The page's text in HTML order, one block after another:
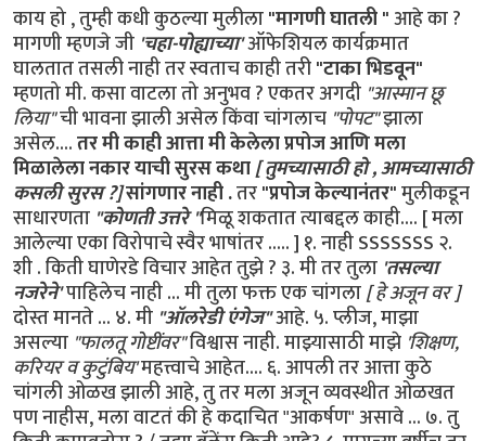
काय हो , तुम्ही कधी कुठल्या मुलीला"मागणी घातली "आहे का ?
मागणी म्हणजे जी 'चहा-पोह्याच्या'ऑफेशियल कार्यक्रमात
घालतात तसली नाही तर स्वताच काही तरी"टाका भिडवून"
म्हणतो मी. कसा वाटला तो अनुभव ? एकतर अगदी "आस्मान छू
लिया"ची भावना झाली असेल किंवा चांगलाच "पोपट"झाला
असेल....तर मी काही आत्ता मी केलेला प्रपोज आणि मला
मिळालेला नकार याची सुरस कथा[ तुमच्यासाठी हो , आमच्यासाठी
कसली सुरस ?]सांगणार नाही .तर"प्रपोज केल्यानंतर"मुलीकडून
साधारणता "कोणती उत्तरे "मिळू शकतात त्याबद्दल काही.... [ मला
आलेल्या एका विरोपाचे स्वैर भाषांतर ..... ] १. नाही SSSSSSS २.
शी . किती घाणेरडे विचार आहेत तुझे ? ३. मी तर तुला 'तसल्या
नजरेने'पाहिलेच नाही ... मी तुला फक्त एक चांगला[ हे अजून वर ]
दोस्त मानते ... ४. मी "ऑलरेडी एंगेज"आहे. ५. प्लीज, माझा
असल्या "फालतू गोष्टींवर"विश्वास नाही. माझ्यासाठी माझे 'शिक्षण,
करियर व कुटुंबिय'महत्त्वाचे आहेत.... ६. आपली तर आत्ता कुठे
चांगली ओळख झाली आहे, तु तर मला अजून व्यवस्थीत ओळखत
पण नाहीस, मला वाटतं की हे कदाचित "आकर्षण" असावे ... ७. तु